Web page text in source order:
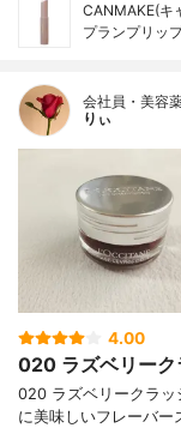
CANMAKE(キ
プランプリッ
会社員・美容
りぃ
4.00
020 ラズベリーク
020 ラズベリークラッ
に美味しいフレーバー